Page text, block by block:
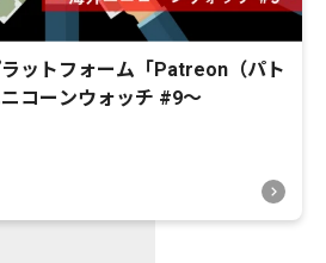
ットフォーム「Patreon（パト
コーンウォッチ #9〜